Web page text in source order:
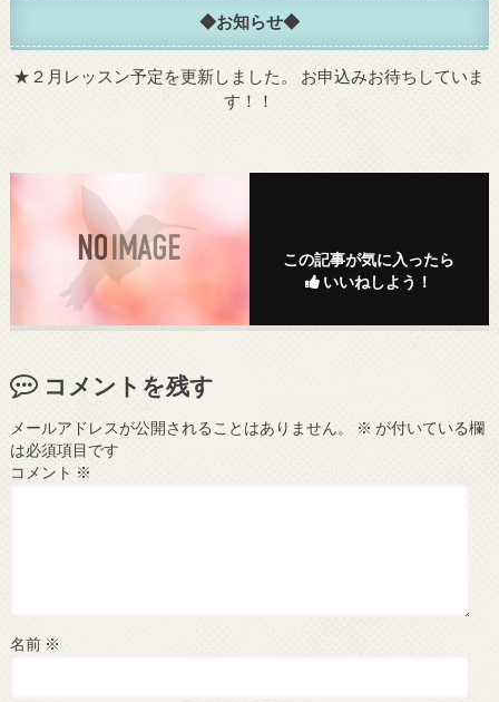
◆お知らせ◆
★ ２月レッスン予定を更新しました。
お申込みお待ちしていま
す！！
この記事が気に入ったら
いいねしよう！
コメントを残す
メールアドレスが公開されることはありません。 ※ が付いている欄
は必須項目です
コメント ※
名前 ※